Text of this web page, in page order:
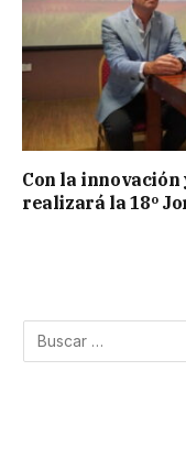
Con la innovación
realizará la 18º